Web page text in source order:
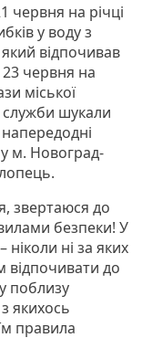
червня на річці
у воду з
відпочивав
23 червня на
міської
служби шукали
м. Новоград-
звертаюся до
безпеки! У
ніколи ні за яких
відпочивати до
поблизу
якихось
правила